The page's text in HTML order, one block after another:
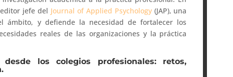
jefe del Journal of Applied Psychology(JAP), una
ámbito, y defiende la necesidad de fortalecer los
reales de las organizaciones y la práctica
los colegios profesionales: retos,